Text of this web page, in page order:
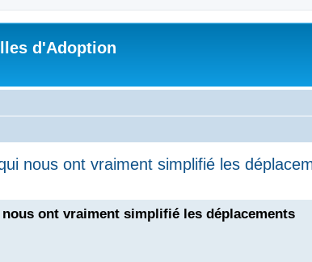
d'Adoption
nous ont vraiment simplifié les
ont vraiment simplifié les déplacements